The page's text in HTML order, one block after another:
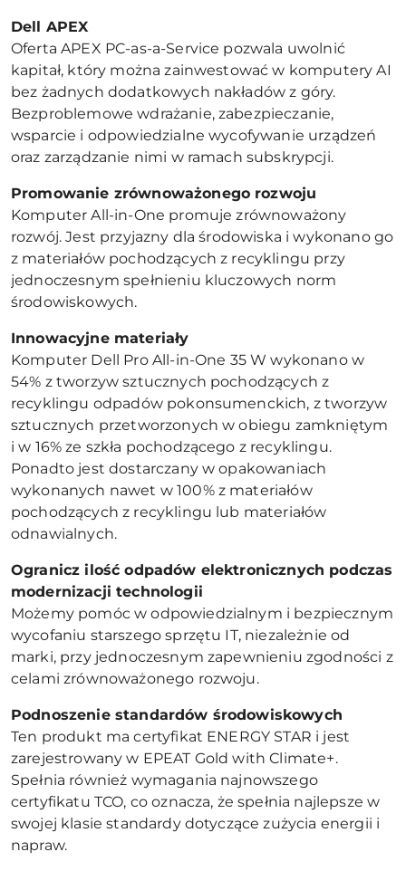
Dell APEX
Oferta APEX PC-as-a-Service pozwala uwolnić
kapitał, który można zainwestować w komputery AI
bez żadnych dodatkowych nakładów z góry.
Bezproblemowe wdrażanie, zabezpieczanie,
wsparcie i odpowiedzialne wycofywanie urządzeń
oraz zarządzanie nimi w ramach subskrypcji.
Promowanie zrównoważonego rozwoju
Komputer All-in-One promuje zrównoważony
rozwój. Jest przyjazny dla środowiska i wykonano go
z materiałów pochodzących z recyklingu przy
jednoczesnym spełnieniu kluczowych norm
środowiskowych.
Innowacyjne materiały
Komputer Dell Pro All-in-One 35 W wykonano w
54% z tworzyw sztucznych pochodzących z
recyklingu odpadów pokonsumenckich, z tworzyw
sztucznych przetworzonych w obiegu zamkniętym
i w 16% ze szkła pochodzącego z recyklingu.
Ponadto jest dostarczany w opakowaniach
wykonanych nawet w 100% z materiałów
pochodzących z recyklingu lub materiałów
odnawialnych.
Ogranicz ilość odpadów elektronicznych podczas
modernizacji technologii
Możemy pomóc w odpowiedzialnym i bezpiecznym
wycofaniu starszego sprzętu IT, niezależnie od
marki, przy jednoczesnym zapewnieniu zgodności z
celami zrównoważonego rozwoju.
Podnoszenie standardów środowiskowych
Ten produkt ma certyfikat ENERGY STAR i jest
zarejestrowany w EPEAT Gold with Climate+.
Spełnia również wymagania najnowszego
certyfikatu TCO, co oznacza, że spełnia najlepsze w
swojej klasie standardy dotyczące zużycia energii i
napraw.